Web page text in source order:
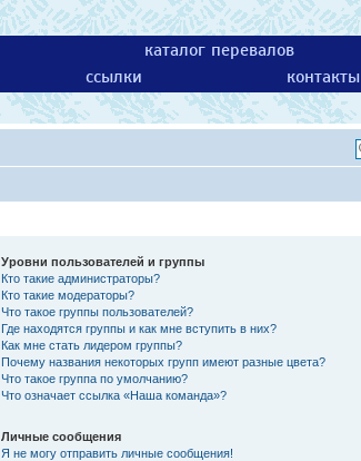
каталог перевалов
ссылки контакты
Уровни пользователей и группы
Кто такие администраторы?
Кто такие модераторы?
Что такое группы пользователей?
Где находятся группы и как мне вступить в них?
Как мне стать лидером группы?
Почему названия некоторых групп имеют разные цвета?
Что такое группа по умолчанию?
Что означает ссылка «Наша команда»?
Личные сообщения
Я не могу отправить личные сообщения!